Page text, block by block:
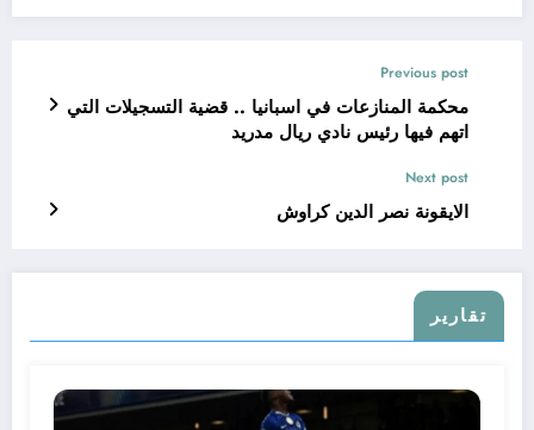
Previous post
محكمة المنازعات في اسبانيا .. قضية التسجيلات التي
اتهم فيها رئيس نادي ريال مدريد
Next post
الايقونة نصر الدين كراوش
تقارير